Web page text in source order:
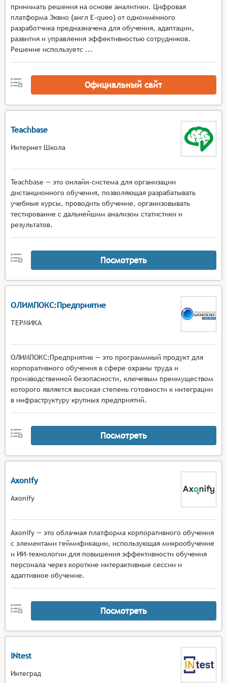
должна обеспечивать регистрацию новых
обучающихся, ведение их личных дел, учёт
посещаемости занятий и выполнение заданий.
Оценка и аттестация: Система должна
предоставлять инструменты для проведения
оценки знаний и навыков обучающихся,
включая тестирование, экзамены и аттестацию.
Персонализация обучения: Система должна
потребности и уровень подготовки каждого
персонализированные учебные планы и
рекомендации.
популярными социальными сетями и
мессенджерами для облегчения общения и
обмена информацией между участниками
образовательного процесса.
принимать решения на основе аналитики. Цифровая
платформа Эквио (англ E-queo) от одноимённого
разработчика предназначена для обучения, адаптации,
развития и управления эффективностью сотрудников.
Решение используетс ...
Официальный сайт
Teachbase
Интернет Школа
Teachbase — это онлайн-система для организации
дистанционного обучения, позволяющая разрабатывать
учебные курсы, проводить обучение, организовывать
тестирование с дальнейшим анализом статистики и
результатов.
Посмотреть
ОЛИМПОКС:Предприятие
ТЕРМИКА
ОЛИМПОКС:Предприятие — это программный продукт для
корпоративного обучения в сфере охраны труда и
производственной безопасности, ключевым преимуществом
которого является высокая степень готовности к интеграции
в инфраструктуру крупных предприятий.
Посмотреть
Axonify
Axonify
Axonify — это облачная платформа корпоративного обучения
с элементами геймификации, использующая микрообучение
и ИИ-технологии для повышения эффективности обучения
персонала через короткие интерактивные сессии и
адаптивное обучение.
Посмотреть
INtest
Интеград